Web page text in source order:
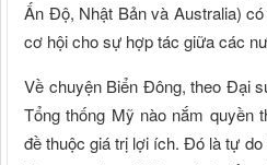
Ấn Độ, Nhật Bản và Australia)
cơ hội cho sự hợp tác giữa các
Về chuyện Biển Đông, theo Đại
Tổng thống Mỹ nào nắm quyền
đề thuộc giá trị lợi ích. Đó là tự